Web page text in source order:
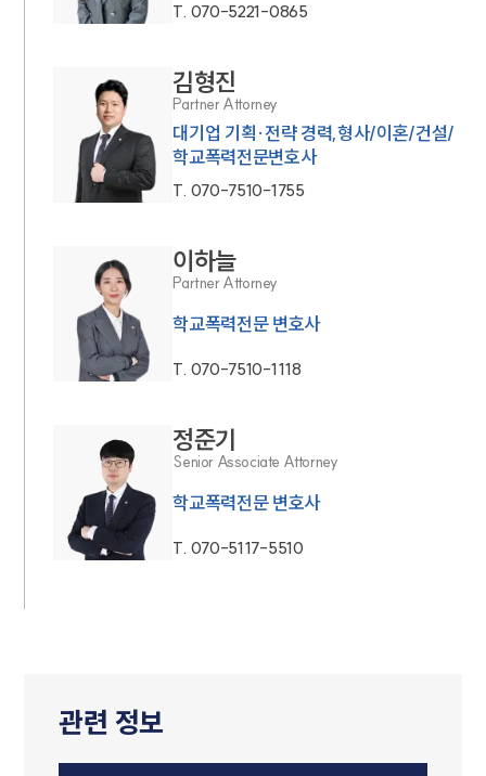
T. 070-5221-0865
김형진
Partner Attorney
대기업 기획·전략 경력,형사/이혼/건설/
학교폭력전문변호사
T. 070-7510-1755
이하늘
Partner Attorney
학교폭력전문 변호사
T. 070-7510-1118
정준기
Senior Associate Attorney
학교폭력전문 변호사
T. 070-5117-5510
관련 정보